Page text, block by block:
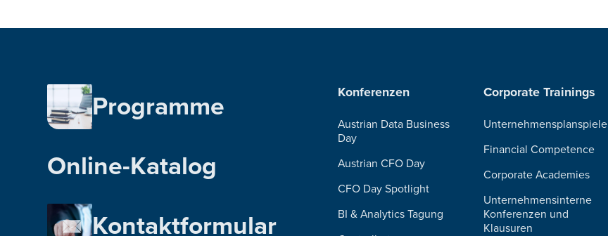
Programme
Online-Katalog
Kontaktformular
Konferenzen
Austrian Data Business
Day
Austrian CFO Day
CFO Day Spotlight
BI & Analytics Tagung
Corporate Trainings
Unternehmensplanspiele
Financial Competence
Corporate Academies
Unternehmensinterne
Konferenzen und
Klausuren